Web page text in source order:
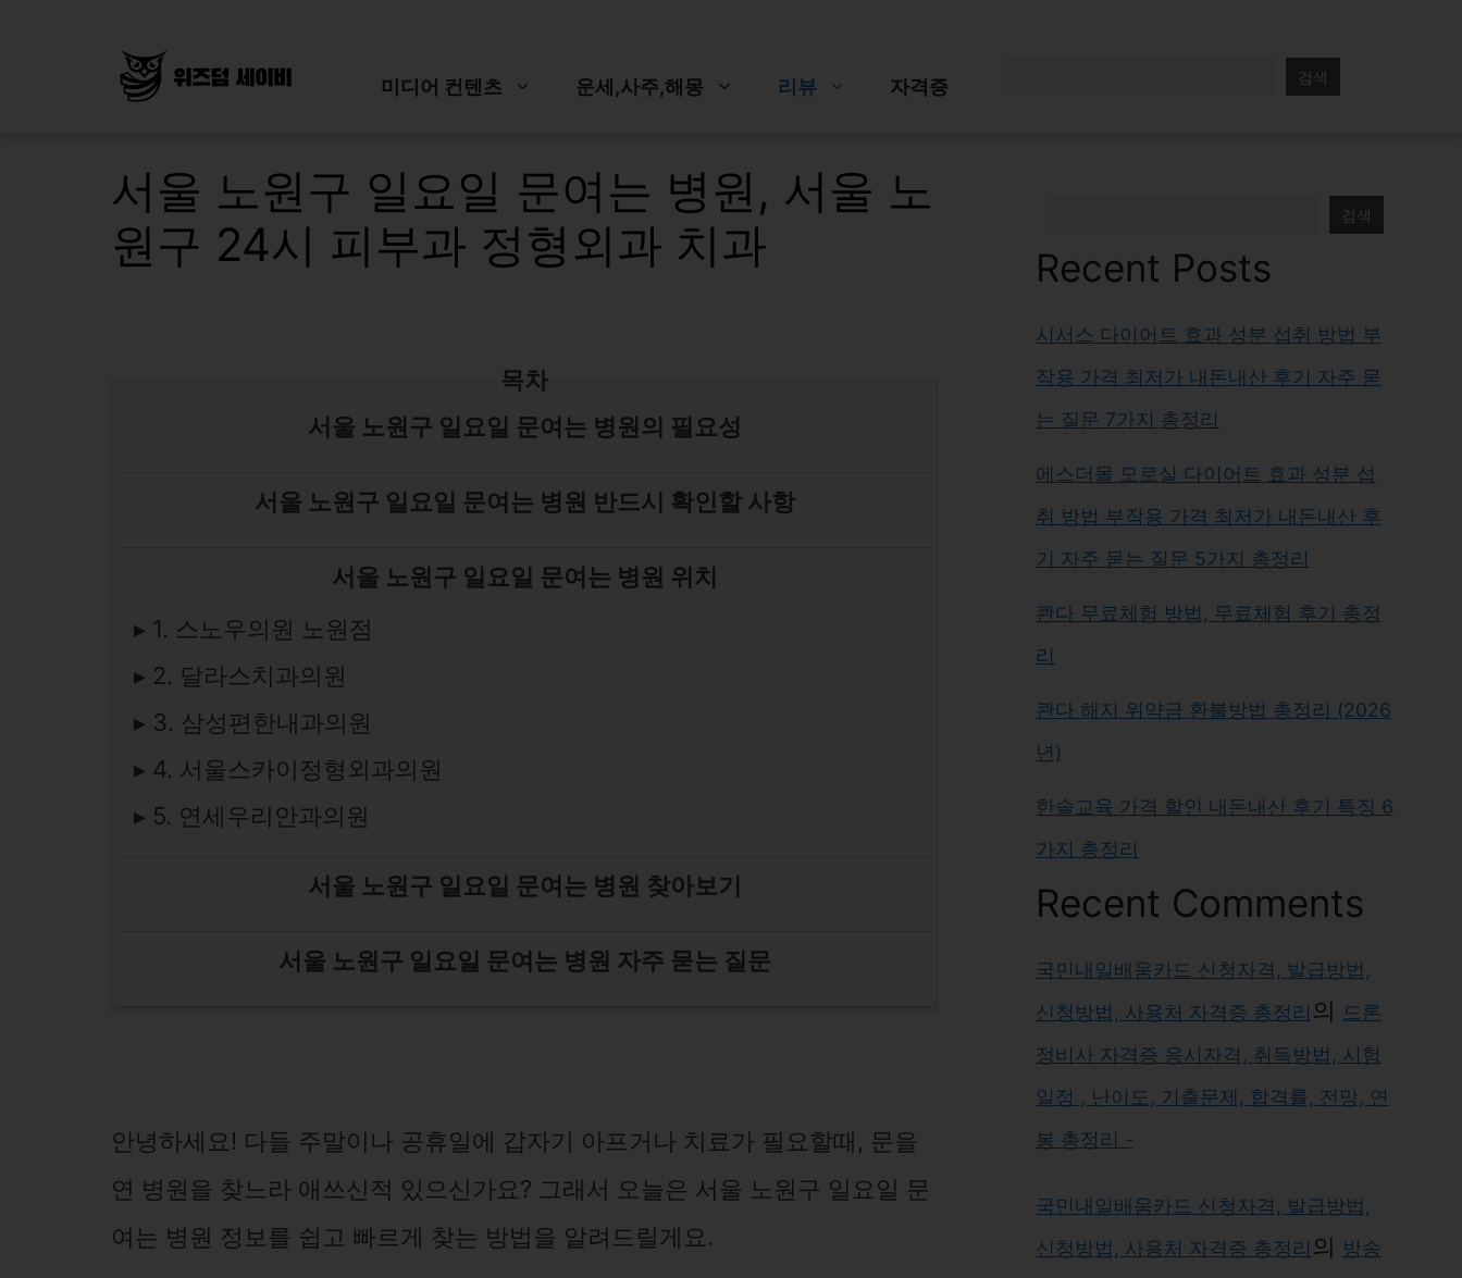
미디어 컨텐츠 운세,사주,해몽 리뷰 자격증 검색
서울 노원구 일요일 문여는 병원, 서울 노
원구 24시 피부과 정형외과 치과
목차
서울 노원구 일요일 문여는 병원의 필요성
서울 노원구 일요일 문여는 병원 반드시 확인할 사항
서울 노원구 일요일 문여는 병원 위치
▸ 1. 스노우의원 노원점
▸ 2. 달라스치과의원
▸ 3. 삼성편한내과의원
▸ 4. 서울스카이정형외과의원
▸ 5. 연세우리안과의원
서울 노원구 일요일 문여는 병원 찾아보기
서울 노원구 일요일 문여는 병원 자주 묻는 질문
안녕하세요! 다들 주말이나 공휴일에 갑자기 아프거나 치료가 필요할때, 문을
연 병원을 찾느라 애쓰신적 있으신가요? 그래서 오늘은 서울 노원구 일요일 문
여는 병원 정보를 쉽고 빠르게 찾는 방법을 알려드릴게요.
검색
Recent Posts
시서스 다이어트 효과 성분 섭취 방법 부
작용 가격 최저가 내돈내산 후기 자주 묻
는 질문 7가지 총정리
에스더몰 모로실 다이어트 효과 성분 섭
취 방법 부작용 가격 최저가 내돈내산 후
기 자주 묻는 질문 5가지 총정리
콴다 무료체험 방법, 무료체험 후기 총정
리
콴다 해지 위약금 환불방법 총정리 (2026
년)
한솔교육 가격 할인 내돈내산 후기 특징 6
가지 총정리
Recent Comments
국민내일배움카드 신청자격, 발급방법,
신청방법, 사용처 자격증 총정리 의 드론
정비사 자격증 응시자격, 취득방법, 시험
일정 , 난이도, 기출문제, 합격률, 전망, 연
봉 총정리 -
국민내일배움카드 신청자격, 발급방법,
신청방법, 사용처 자격증 총정리 의 방송